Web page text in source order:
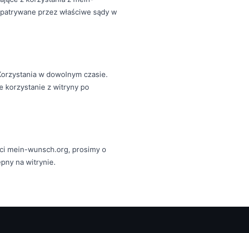
przez właściwe sądy w
w dowolnym czasie.
korzystanie z witryny po
mein-wunsch.org, prosimy o
na witrynie.